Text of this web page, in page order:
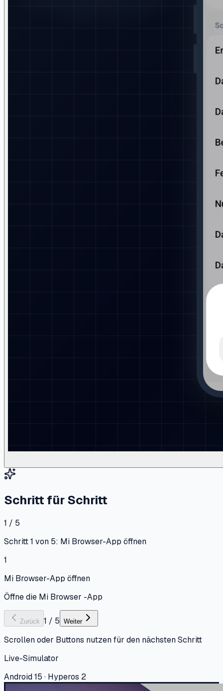
Schritt für Schritt
1 / 5
Schritt 1 von 5: Mi Browser-App öffnen
1
Mi Browser-App öffnen
Öffne die Mi Browser -App
Zurück 1 / 5 Weiter
Scrollen oder Buttons nutzen für den nächsten Schritt
Live-Simulator
Android 15 · Hyperos 2